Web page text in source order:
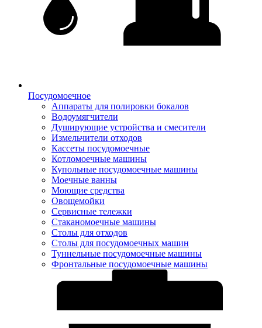
Посудомоечное
Аппараты для полировки бокалов
Водоумягчители
Душирующие устройства и смесители
Измельчители отходов
Кассеты посудомоечные
Котломоечные машины
Купольные посудомоечные машины
Моечные ванны
Моющие средства
Овощемойки
Сервисные тележки
Стаканомоечные машины
Столы для отходов
Столы для посудомоечных машин
Туннельные посудомоечные машины
Фронтальные посудомоечные машины